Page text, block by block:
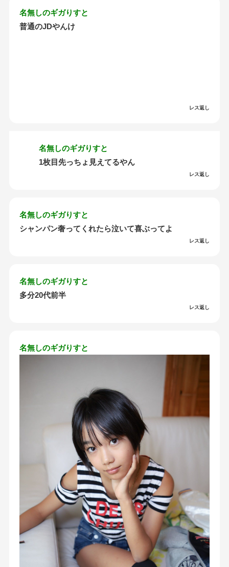
名無しのギガりすと
普通のJDやんけ
レス返し
名無しのギガりすと
1枚目先っちょ見えてるやん
レス返し
名無しのギガりすと
シャンパン奢ってくれたら泣いて喜ぶってよ
レス返し
名無しのギガりすと
多分20代前半
レス返し
名無しのギガりすと